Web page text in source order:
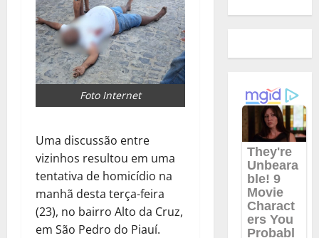
Foto Internet
Uma discussão entre
vizinhos resultou em uma
tentativa de homicídio na
manhã desta terça-feira
(23), no bairro Alto da Cruz,
em São Pedro do Piauí.